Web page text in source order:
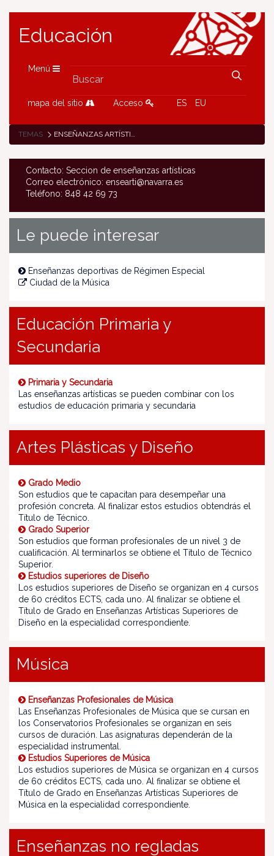
Educación
Menú
mapa del sitio Acceso ES EU
TEMAS ENSEÑANZAS ARTÍSTICAS
Contacto: Seccion de enseñanzas artísticas
Correo electrónico: ensearti@navarra.es
Teléfono: 848 42 69 73
Le puede interesar
Enseñanzas deportivas de Régimen Especial
Ciudad de la Música
Educación Primaria y
Secundaria
Primaria y Secundaria
Las enseñanzas artísticas se pueden combinar con los
estudios de educación primaria y secundaria
Artes Plásticas y Diseño
Grado Medio
Son estudios que te capacitan para desempeñar una
profesión concreta. Al finalizar estos estudios obtendrás el
Título de Técnico.
Grado Superior
Son estudios que forman profesionales de un nivel 3 de
cualificación. Al terminarlos se obtiene el Título de Técnico
Superior.
Estudios superiores de Diseño
Los estudios superiores de Diseño se organizan en 4 cursos
de 60 créditos ECTS, cada uno. Al finalizar se obtiene el
Título de Grado en Enseñanzas Artísticas Superiores de
Diseño en la especialidad correspondiente.
Música
Enseñanzas Profesionales de Música
Las Enseñanzas Profesionales de Música que se cursan en
los Conservatorios Profesionales se organizan en seis
cursos de duración. Las asignaturas dependerán de la
especialidad instrumental.
Estudios Superiores de Música
Los estudios superiores de Música se organizan en 4 cursos
de 60 créditos ECTS, cada uno. Al finalizar se obtiene el
Título de Grado en Enseñanzas Artísticas Superiores de
Música en la especialidad correspondiente.
Enseñanzas no regladas